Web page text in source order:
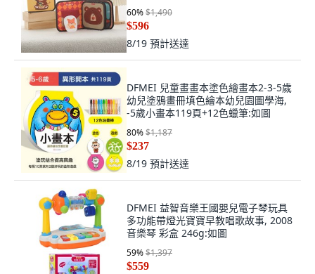
60%$1,490
$596
8/19 預計送達
DFMEI 兒童畫畫本塗色繪畫本2-3-5歲
幼兒塗鴉畫冊填色繪本幼兒園圖學海,
-5歲小畫本119頁+12色蠟筆:如圖
80%$1,187
$237
8/19 預計送達
DFMEI 益智音樂王國嬰兒電子琴玩具
多功能帶燈光寶寶早教唱歌故事, 2008
音樂琴 彩盒 246g:如圖
59%$1,397
$559